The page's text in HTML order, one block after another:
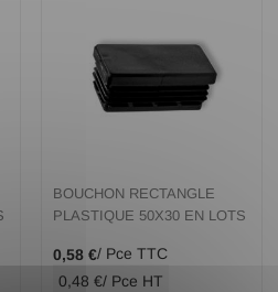
BOUCHON RECTANGLE
PLASTIQUE 50X30 EN LOTS
0,58 €/ Pce TTC
0,48 €/ Pce HT